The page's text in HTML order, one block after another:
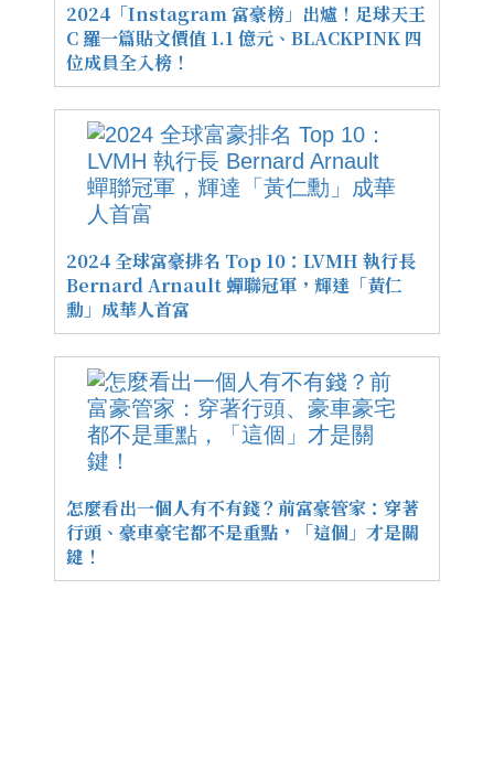
2024「Instagram 富豪榜」出爐！足球天王
C 羅一篇貼文價值 1.1 億元、BLACKPINK 四
位成員全入榜！
2024 全球富豪排名 Top 10：LVMH 執行長
Bernard Arnault 蟬聯冠軍，輝達「黃仁
勳」成華人首富
怎麼看出一個人有不有錢？前富豪管家：穿著
行頭、豪車豪宅都不是重點，「這個」才是關
鍵！